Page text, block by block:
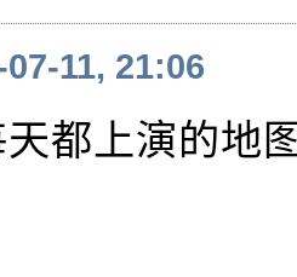
11, 21:06
都上演的地